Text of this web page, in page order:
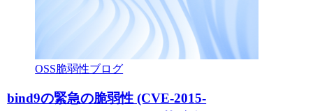
OSS脆弱性ブログ
bind9の緊急の脆弱性 (CVE-2015-